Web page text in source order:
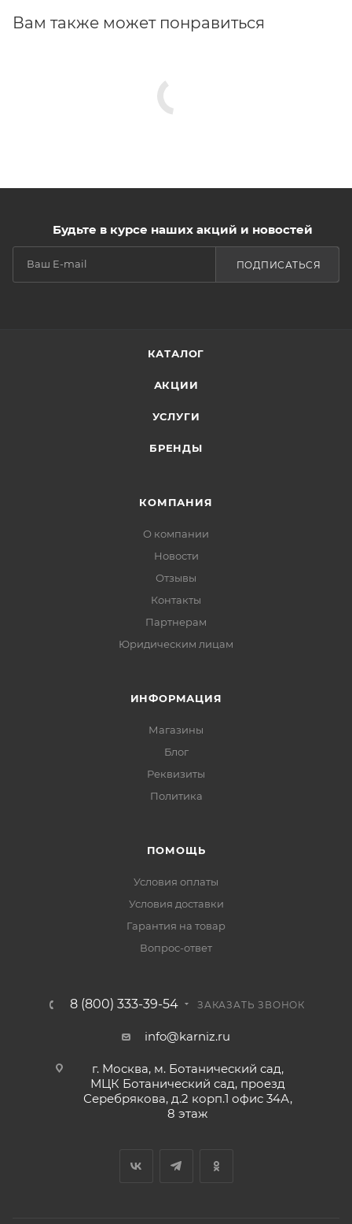
Вам также может понравиться
Будьте в курсе наших акций и новостей
ПОДПИСАТЬСЯ
КАТАЛОГ
АКЦИИ
УСЛУГИ
БРЕНДЫ
КОМПАНИЯ
О компании
Новости
Отзывы
Контакты
Партнерам
Юридическим лицам
ИНФОРМАЦИЯ
Магазины
Блог
Реквизиты
Политика
ПОМОЩЬ
Условия оплаты
Условия доставки
Гарантия на товар
Вопрос-ответ
8 (800) 333-39-54 ЗАКАЗАТЬ ЗВОНОК
info@karniz.ru
г. Москва, м. Ботанический сад,
МЦК Ботанический сад, проезд
Серебрякова, д.2 корп.1 офис 34А,
8 этаж